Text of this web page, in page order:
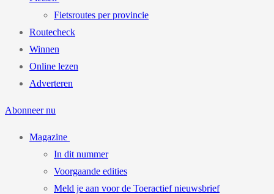
Fietsroutes per provincie
Routecheck
Winnen
Online lezen
Adverteren
Abonneer nu
Magazine
In dit nummer
Voorgaande edities
Meld je aan voor de Toeractief nieuwsbrief